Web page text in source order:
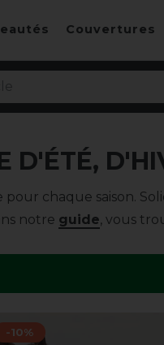
Couvertures
D'ÉTÉ,
chaque saison.
notre guide, vous
-10%